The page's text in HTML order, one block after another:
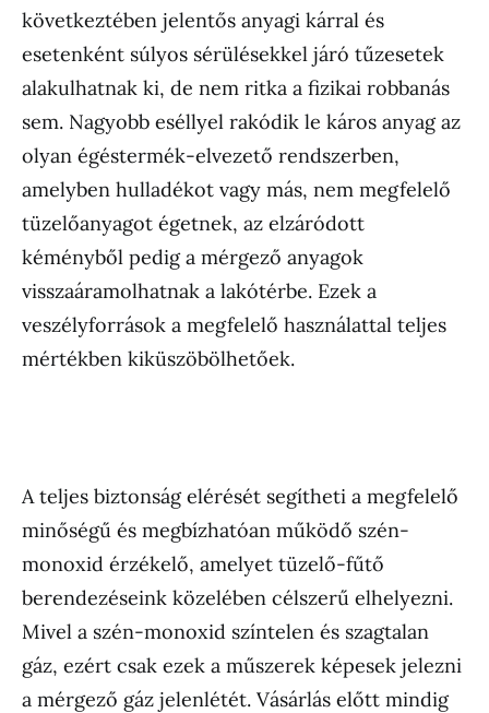
következtében jelentős anyagi kárral és
esetenként súlyos sérülésekkel járó tűzesetek
alakulhatnak ki, de nem ritka a fizikai robbanás
sem. Nagyobb eséllyel rakódik le káros anyag az
olyan égéstermék-elvezető rendszerben,
amelyben hulladékot vagy más, nem megfelelő
tüzelőanyagot égetnek, az elzáródott
kéményből pedig a mérgező anyagok
visszaáramolhatnak a lakótérbe. Ezek a
veszélyforrások a megfelelő használattal teljes
mértékben kiküszöbölhetőek.
A teljes biztonság elérését segítheti a megfelelő
minőségű és megbízhatóan működő szén-
monoxid érzékelő, amelyet tüzelő-fűtő
berendezéseink közelében célszerű elhelyezni.
Mivel a szén-monoxid színtelen és szagtalan
gáz, ezért csak ezek a műszerek képesek jelezni
a mérgező gáz jelenlétét. Vásárlás előtt mindig